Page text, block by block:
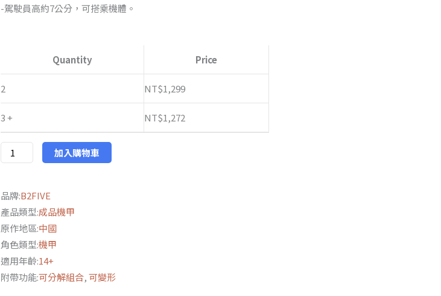
NT$1,272
-駕駛員高約7公分，可搭乘機體。
Quantity Price
2 NT$1,299
3 + NT$1,272
戰
爭
2.5
吋
1/28
強
壘
+駕
駛
ST2e
套
加入購物車
品牌:B2FIVE
產品類型:成品機甲
原作地區:中國
角色類型:機甲
適用年齡:14+
附帶功能:可分解組合,可變形